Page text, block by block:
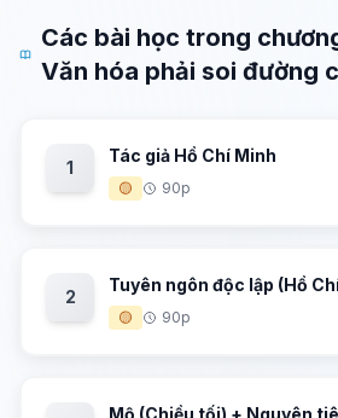
Các bài học trong
Văn hóa phải soi đường
1
Tác giả Hồ Chí Minh
🟡 90p
2
Tuyên ngôn độc lập (Hồ
🟡 90p
Mộ (Chiều tối) + Nguyên